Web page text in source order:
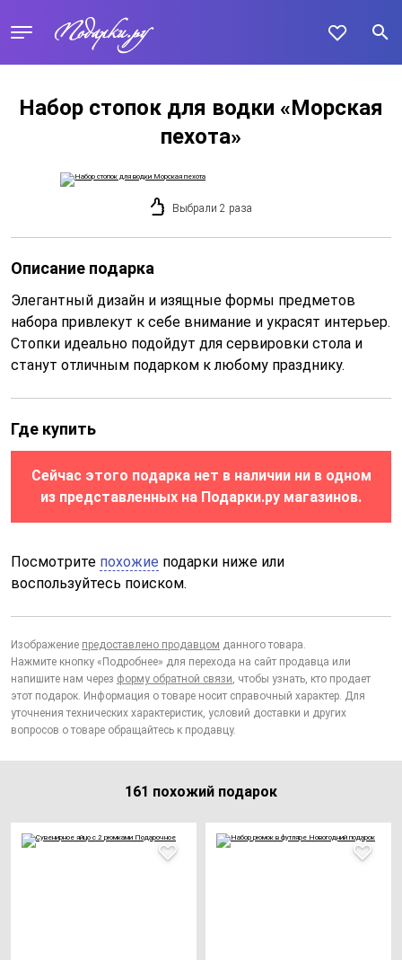
Набор стопок для водки «Морская
пехота»
Выбрали 2 раза
Описание подарка
Элегантный дизайн и изящные формы предметов
набора привлекут к себе внимание и украсят интерьер.
Стопки идеально подойдут для сервировки стола и
станут отличным подарком к любому празднику.
Где купить
Сейчас этого подарка нет в наличии ни в одном
из представленных на Подарки.ру магазинов.
Посмотрите похожие подарки ниже или
воспользуйтесь поиском.
Изображение предоставлено продавцом данного товара.
Нажмите кнопку «Подробнее» для перехода на сайт продавца или
напишите нам через форму обратной связи, чтобы узнать, кто продает
этот подарок. Информация о товаре носит справочный характер. Для
уточнения технических характеристик, условий доставки и других
вопросов о товаре обращайтесь к продавцу.
161 похожий подарок